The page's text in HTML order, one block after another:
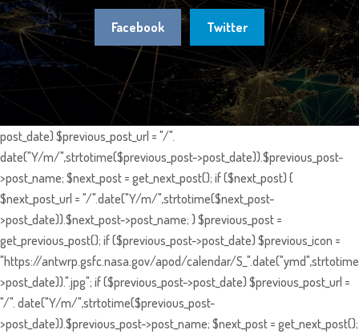
Facebook Twitter
post_date) $previous_post_url = "/".
date("Y/m/",strtotime($previous_post->post_date)).$previous_post-
>post_name; $next_post = get_next_post(); if ($next_post) {
$next_post_url = "/".date("Y/m/",strtotime($next_post-
>post_date)).$next_post->post_name; } $previous_post =
get_previous_post(); if ($previous_post->post_date) $previous_icon =
"https://antwrp.gsfc.nasa.gov/apod/calendar/
>post_date)).".jpg"; if ($previous_post->post_date) $previous_post_url =
"/". date("Y/m/",strtotime($previous_post-
>post_date)).$previous_post->post_name; $next_post = get_next_post();